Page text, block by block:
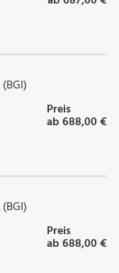
Preis
ab 688,00 €
Preis
ab 688,00 €